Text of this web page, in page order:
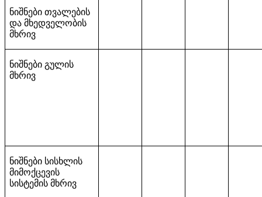
ნიშნები თვალების
და მხედველობის
მხრივ
ნიშნები გულის
მხრივ
ნიშნები სისხლის
მიმოქცევის
სისტემის მხრივ